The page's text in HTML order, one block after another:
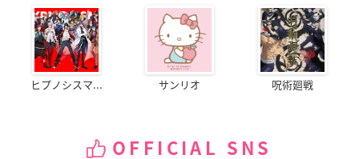
ヒプノシスマ... サンリオ 呪術廻戦
OFFICIAL SNS